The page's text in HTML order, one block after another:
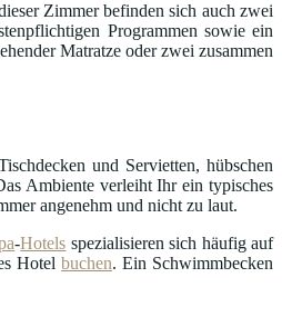
Zimmer befinden sich auch zwei
Programmen sowie ein
Matratze oder zwei zusammen
und Servietten, hübschen
Ambiente verleiht Ihr ein typisches
angenehm und nicht zu laut.
-Hotels spezialisieren sich häufig auf
Hotelbuchen. Ein Schwimmbecken